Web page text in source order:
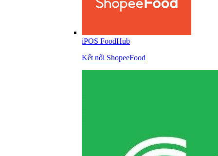
iPOS FoodHub
Kết nối ShopeeFood